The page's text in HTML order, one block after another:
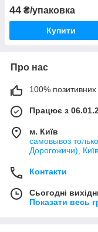
44 ₴/упаковка
Купити
Про нас
100% позитивних
Працює з
м. Київ
самовывоз
Дорогожичи),
Контакти
Сьогодні
Показати весь